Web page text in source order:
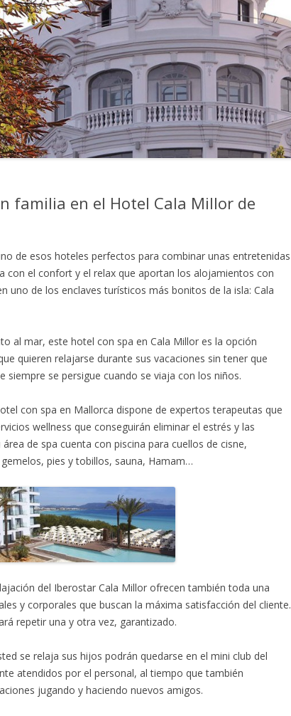
familia en el Hotel Cala Millor de
de esos hoteles perfectos para combinar unas entretenidas
con el confort y el relax que aportan los alojamientos con
uno de los enclaves turísticos más bonitos de la isla: Cala
al mar, este hotel con spa en Cala Millor es la opción
quieren relajarse durante sus vacaciones sin tener que
siempre se persigue cuando se viaja con los niños.
con spa en Mallorca dispone de expertos terapeutas que
wellness que conseguirán eliminar el estrés y las
de spa cuenta con piscina para cuellos de cisne,
pies y tobillos, sauna, Hamam…
del Iberostar Cala Millor ofrecen también toda una
y corporales que buscan la máxima satisfacción del cliente.
repetir una y otra vez, garantizado.
se relaja sus hijos podrán quedarse en el mini club del
atendidos por el personal, al tiempo que también
jugando y haciendo nuevos amigos.